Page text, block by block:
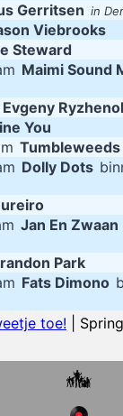
verhaard zijn.
girls, one cupcake
would they
be 'cellfies'?!
nuttige manier!
se lèllike voel hod!
Gerritsen in
Viebrooks
Steward
Maimi Sound
Evgeny
You
Tumbleweeds
Dolly Dots
Jan En Zwaan
Park
Fats Dimono
toe! |